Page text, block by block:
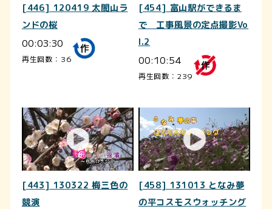
[446] 120419 太閤山ラ
ンドの桜
00:03:30
再生回数：36
[454] 富山駅ができるま
で 工事風景の定点撮影Vo
l.2
00:10:54
再生回数：239
[443] 130322 梅三色の
競演
[458] 131013 となみ夢
の平コスモスウォッチング